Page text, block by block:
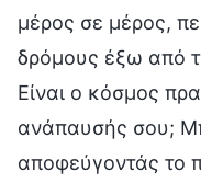
μέρος σε μέρος,
δρόμους έξω από
Είναι ο κόσμος
ανάπαυσής σου;
αποφεύγοντάς το